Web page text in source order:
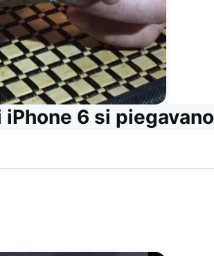
6 si piegavano